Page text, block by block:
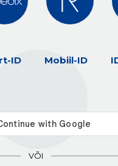
ID Mobiil-ID
VÕI